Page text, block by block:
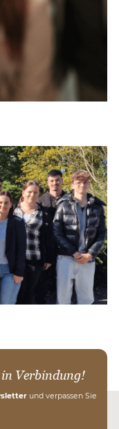
in Verbindung!
und verpassen Sie